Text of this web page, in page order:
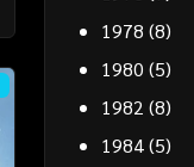
1978 (8)
1980 (5)
1982 (8)
1984(5)